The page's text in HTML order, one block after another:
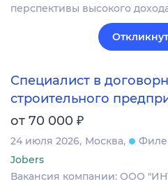
перспективы высокого
Специалист в
строительного
от 70 000 ₽
24 июля 2026 Москва
Jobers
Вакансия компании: ООО